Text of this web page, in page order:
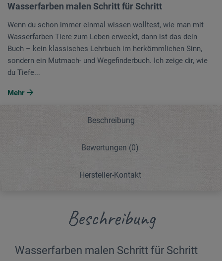
Wasserfarben malen Schritt für Schritt
Wenn du schon immer einmal wissen wolltest, wie man mit
Wasserfarben Tiere zum Leben erweckt, dann ist das dein
Buch – kein klassisches Lehrbuch im herkömmlichen Sinn,
sondern ein Mutmach- und Wegefinderbuch. Ich zeige dir, wie
du Tiefe...
Mehr
Beschreibung
Bewertungen (0)
Hersteller-Kontakt
Beschreibung
Wasserfarben malen Schritt für Schritt